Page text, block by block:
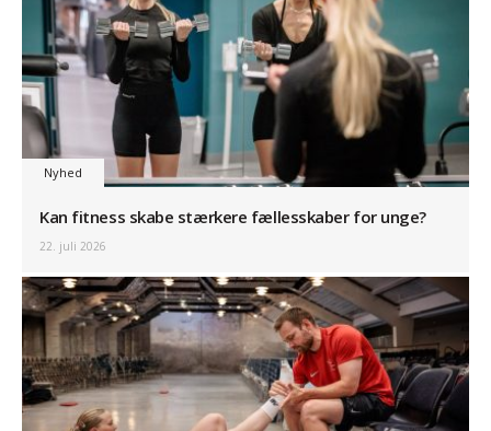
Nyhed
Kan fitness skabe stærkere fællesskaber for unge?
22. juli 2026